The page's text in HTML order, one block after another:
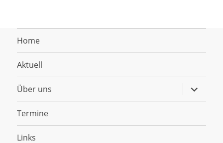
Home
Aktuell
Über uns anzeigen
Termine
Links